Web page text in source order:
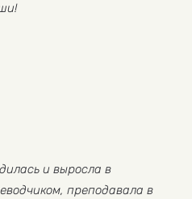
и выросла в
преподавала в